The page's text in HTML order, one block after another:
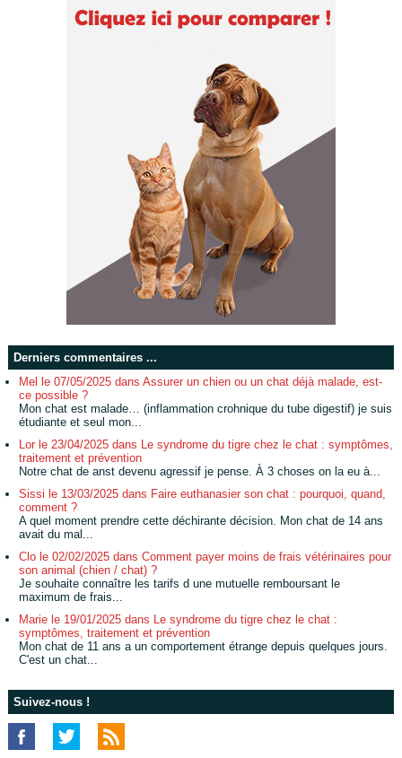
Derniers commentaires ...
Mel le 07/05/2025 dans Assurer un chien ou un chat déjà malade, est-
ce possible ?
Mon chat est malade… (inflammation crohnique du tube digestif) je suis
étudiante et seul mon...
Lor le 23/04/2025 dans Le syndrome du tigre chez le chat : symptômes,
traitement et prévention
Notre chat de anst devenu agressif je pense. À 3 choses on la eu à...
Sissi le 13/03/2025 dans Faire euthanasier son chat : pourquoi, quand,
comment ?
A quel moment prendre cette déchirante décision. Mon chat de 14 ans
avait du mal...
Clo le 02/02/2025 dans Comment payer moins de frais vétérinaires pour
son animal (chien / chat) ?
Je souhaite connaître les tarifs d une mutuelle remboursant le
maximum de frais...
Marie le 19/01/2025 dans Le syndrome du tigre chez le chat :
symptômes, traitement et prévention
Mon chat de 11 ans a un comportement étrange depuis quelques jours.
C'est un chat...
Suivez-nous !